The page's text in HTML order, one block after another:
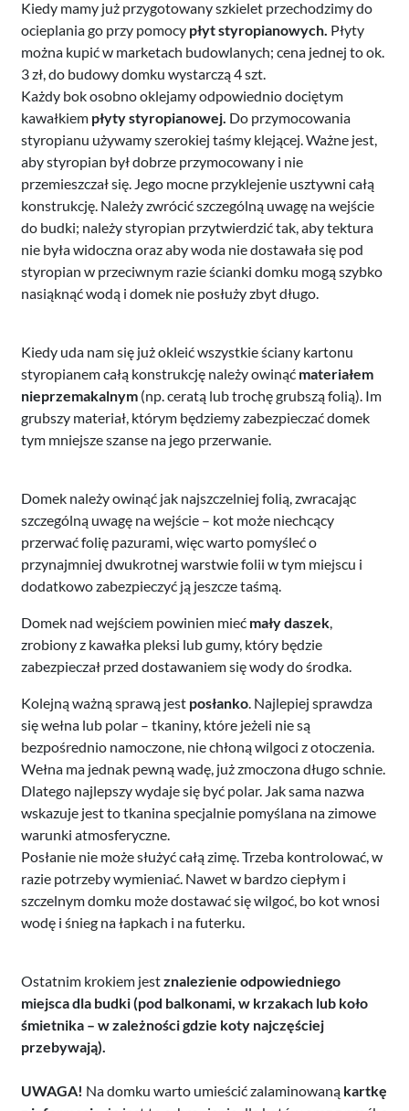
Kiedy mamy już przygotowany szkielet przechodzimy do
ocieplania go przy pomocy płyt styropianowych. Płyty
można kupić w marketach budowlanych; cena jednej to ok.
3 zł, do budowy domku wystarczą 4 szt.
Każdy bok osobno oklejamy odpowiednio dociętym
kawałkiem płyty styropianowej. Do przymocowania
styropianu używamy szerokiej taśmy klejącej. Ważne jest,
aby styropian był dobrze przymocowany i nie
przemieszczał się. Jego mocne przyklejenie usztywni całą
konstrukcję. Należy zwrócić szczególną uwagę na wejście
do budki; należy styropian przytwierdzić tak, aby tektura
nie była widoczna oraz aby woda nie dostawała się pod
styropian w przeciwnym razie ścianki domku mogą szybko
nasiąknąć wodą i domek nie posłuży zbyt długo.
Kiedy uda nam się już okleić wszystkie ściany kartonu
styropianem całą konstrukcję należy owinąć materiałem
nieprzemakalnym (np. ceratą lub trochę grubszą folią). Im
grubszy materiał, którym będziemy zabezpieczać domek
tym mniejsze szanse na jego przerwanie.
Domek należy owinąć jak najszczelniej folią, zwracając
szczególną uwagę na wejście – kot może niechcący
przerwać folię pazurami, więc warto pomyśleć o
przynajmniej dwukrotnej warstwie folii w tym miejscu i
dodatkowo zabezpieczyć ją jeszcze taśmą.
Domek nad wejściem powinien mieć mały daszek,
zrobiony z kawałka pleksi lub gumy, który będzie
zabezpieczał przed dostawaniem się wody do środka.
Kolejną ważną sprawą jest posłanko. Najlepiej sprawdza
się wełna lub polar – tkaniny, które jeżeli nie są
bezpośrednio namoczone, nie chłoną wilgoci z otoczenia.
Wełna ma jednak pewną wadę, już zmoczona długo schnie.
Dlatego najlepszy wydaje się być polar. Jak sama nazwa
wskazuje jest to tkanina specjalnie pomyślana na zimowe
warunki atmosferyczne.
Posłanie nie może służyć całą zimę. Trzeba kontrolować, w
razie potrzeby wymieniać. Nawet w bardzo ciepłym i
szczelnym domku może dostawać się wilgoć, bo kot wnosi
wodę i śnieg na łapkach i na futerku.
Ostatnim krokiem jestznalezienie odpowiedniego
miejsca dla budki (pod balkonami, w krzakach lub koło
śmietnika – w zależności gdzie koty najczęściej
przebywają).
UWAGA! Na domku warto umieścić zalaminowaną kartkę